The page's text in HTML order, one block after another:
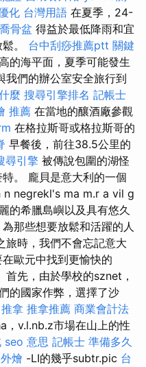
化 台灣用語 在夏季，24-
骨盆 得益於最低降雨和宜
。 台中刮痧推薦ptt 關鍵
的海平面，夏季可能發生
我們的辦公室安全旅行到
麼 搜尋引擎排名 記帳士
推薦 在當地的釀酒廠參觀
在格拉斯哥或格拉斯哥的
早餐後，前往38.5公里的
尋引擎 被傳說包圍的湖怪
。 龐貝是意大利的一個
negrekl's ma m.r a vil g
希臘島嶼以及具有悠久
那些想要放鬆和活躍的人
旅時，我們不會忘記意大
歐元中找到更愉快的
先，由於學校的sznet，
的國家作弊，選擇了沙
拿 推拿推薦 商業會計法
，v.l.nb.z市場在山上的性
seo 意思 記帳士 準備多久
燴 -LI的幾乎subtr.pic 台